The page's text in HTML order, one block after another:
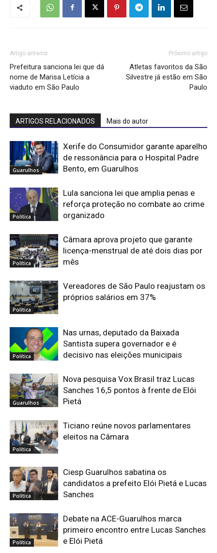
Artigo anterior
Prefeitura sanciona lei que dá
nome de Marisa Letícia a
viaduto em São Paulo
Próximo artigo
Atletas favoritos da São
Silvestre já estão em São
Paulo
ARTIGOS RELACIONADOS Mais do autor
Guarulhos
Xerife do Consumidor garante aparelho
de ressonância para o Hospital Padre
Bento, em Guarulhos
Política
Lula sanciona lei que amplia penas e
reforça proteção no combate ao crime
organizado
Política
Câmara aprova projeto que garante
licença-menstrual de até dois dias por
mês
Política
Vereadores de São Paulo reajustam os
próprios salários em 37%
Política
Nas urnas, deputado da Baixada
Santista supera governador e é
decisivo nas eleições municipais
Guarulhos
Nova pesquisa Vox Brasil traz Lucas
Sanches 16,5 pontos à frente de Elói
Pietá
Política
Ticiano reúne novos parlamentares
eleitos na Câmara
Política
Ciesp Guarulhos sabatina os
candidatos a prefeito Elói Pietá e Lucas
Sanches
Política
Debate na ACE-Guarulhos marca
primeiro encontro entre Lucas Sanches
e Elói Pietá